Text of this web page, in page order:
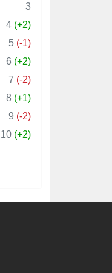
3
4 (+2)
5 (-1)
6 (+2)
7 (-2)
8 (+1)
9 (-2)
10 (+2)